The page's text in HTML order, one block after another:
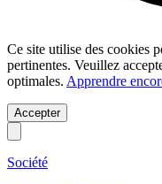
Ce site utilise des cookies
pertinentes. Veuillez
optimales. Apprendre
Accepter
Société